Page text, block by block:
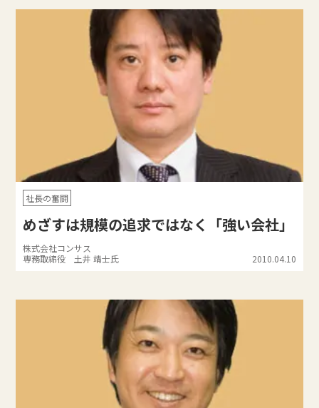
社長の奮闘
めざすは規模の追求ではなく「強い会社」
株式会社コンサス
専務取締役 土井 靖士氏
2010.04.10